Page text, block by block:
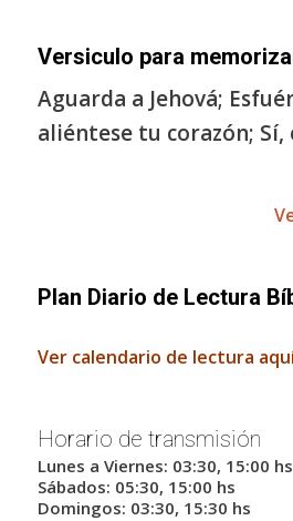
Versiculo para
Aguarda a Jehová;
aliéntese tu corazón; Sí,
Plan Diario de Lectura
Ver calendario de lectura
Horario de transmisión
Lunes a Viernes: 03:30, 15:00 hs
Sábados: 05:30, 15:00 hs
Domingos: 03:30, 15:30 hs